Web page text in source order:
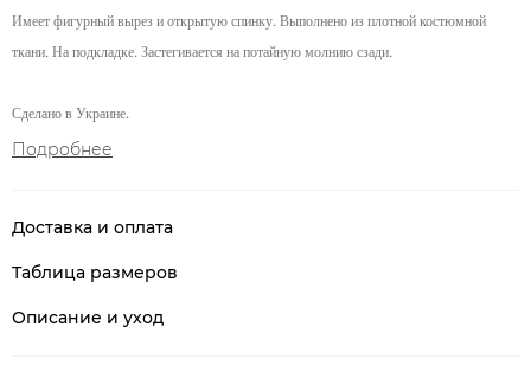
Имеет фигурный вырез и открытую спинку. Выполнено из плотной костюмной
ткани. На подкладке. Застегивается на потайную молнию сзади.
Сделано в Украине.
Подробнее
Доставка и оплата
Таблица размеров
Описание и уход